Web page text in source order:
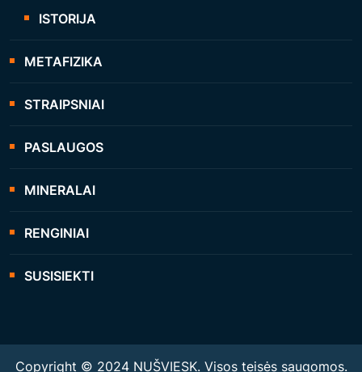
ISTORIJA
METAFIZIKA
STRAIPSNIAI
PASLAUGOS
MINERALAI
RENGINIAI
SUSISIEKTI
Copyright © 2024 NUŠVIESK. Visos teisės saugomos.